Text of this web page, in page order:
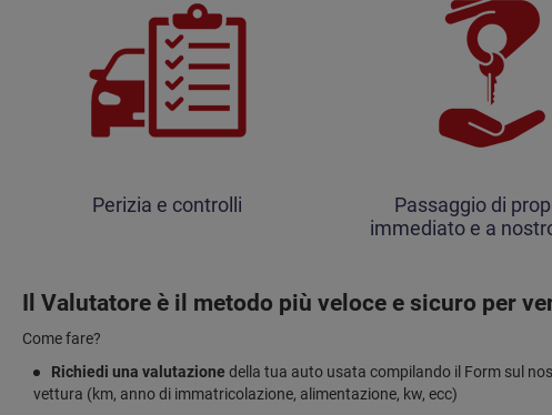
Perizia e controlli
Passaggio di
immediato e a
Il Valutatore è il metodo più veloce e sicuro per
Come fare?
Richiedi una valutazione della tua auto usata compilando il Form sul
vettura (km, anno di immatricolazione, alimentazione, kw, ecc)